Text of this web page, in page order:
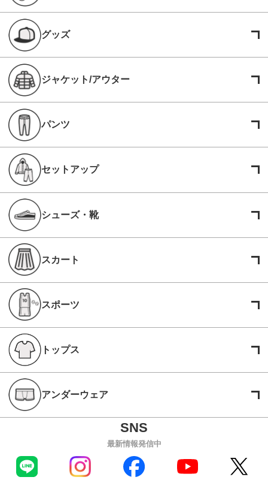
グッズ
ジャケット/アウター
パンツ
セットアップ
シューズ・靴
スカート
スポーツ
トップス
アンダーウェア
最新情報発信中